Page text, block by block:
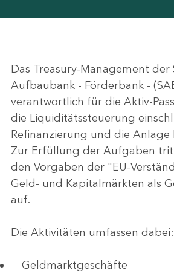
Das Treasury-Management der
Aufbaubank - Förderbank -
verantwortlich für die Aktiv-
die Liquiditätssteuerung
Refinanzierung und die
Zur Erfüllung der Aufgaben
den Vorgaben der "EU-
Geld- und Kapitalmärkten als
auf.
Die Aktivitäten umfassen dabei:
Geldmarktgeschäfte